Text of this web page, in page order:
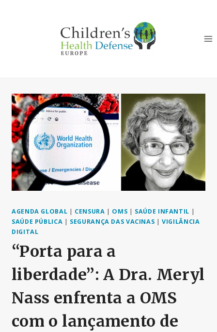
AGENDA GLOBAL | CENSURA | OMS | SAÚDE INFANTIL |
SAÚDE PÚBLICA | SEGURANÇA DAS VACINAS |VIGILÂNCIA
DIGITAL
“Porta para a
liberdade”: A Dra. Meryl
Nass enfrenta a OMS
com o lançamento de